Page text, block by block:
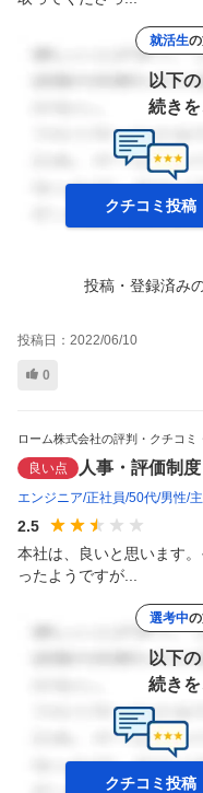
就活生
以下
続き
クチコミ投稿
投稿・登録済み
投稿日： 2022/06/10
0
ローム株式会社の評判・クチコミ
良い点 人事・評価制度
エンジニア 正社員 50代 男性
2.5
本社は、良いと思います
ったようですが...
選考中
以下
続き
クチコミ投稿